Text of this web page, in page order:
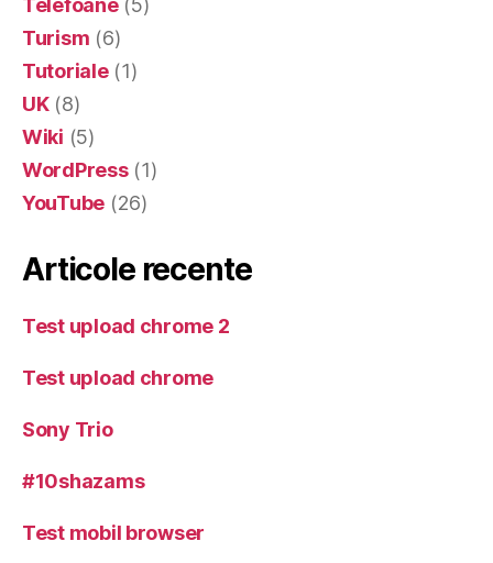
Telefoane(5)
Turism (6)
Tutoriale(1)
UK(8)
Wiki (5)
WordPress(1)
YouTube (26)
Articole recente
Test upload chrome 2
Test upload chrome
Sony Trio
#10shazams
Test mobil browser